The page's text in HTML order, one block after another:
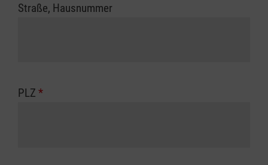
Straße, Hausnummer
PLZ *